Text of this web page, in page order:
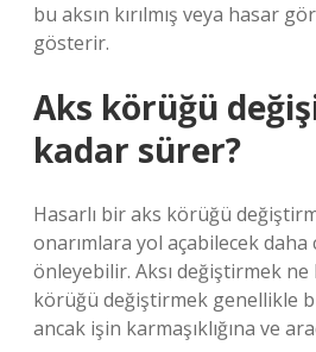
bu aksın kırılmış veya hasar
gösterir.
Aks körüğü
kadar sürer?
Hasarlı bir aks körüğü
onarımlara yol açabilecek daha
önleyebilir. Aksı değiştirmek
körüğü değiştirmek genellikle
ancak işin karmaşıklığına ve